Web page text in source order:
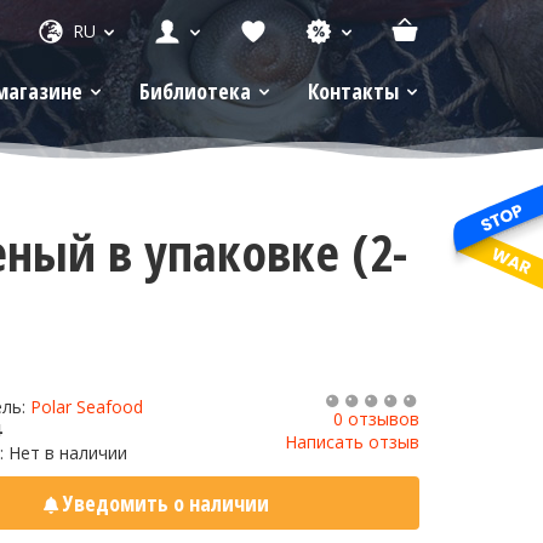
RU
Библиотека Контакты
в упаковке (2-
Polar Seafood
Нет в наличии
0 отзывов
Написать отзыв
Уведомить о наличии